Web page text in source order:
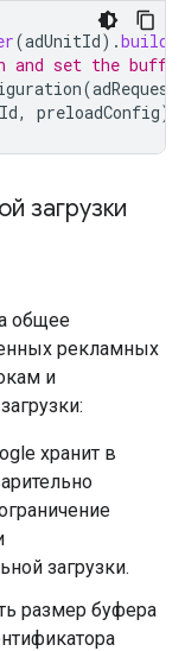
(adUnitId).build
and set the
(adRequest
, preloadConfig)
загрузки
общее
рекламных
и
хранит в
загрузки.
размер буфера